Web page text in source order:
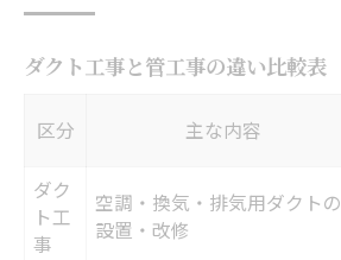
ダクト工事と管工事の違い比較表
区分 主な内容
ダク
ト工
事
空調・換気・排気用ダクトの
設置・改修